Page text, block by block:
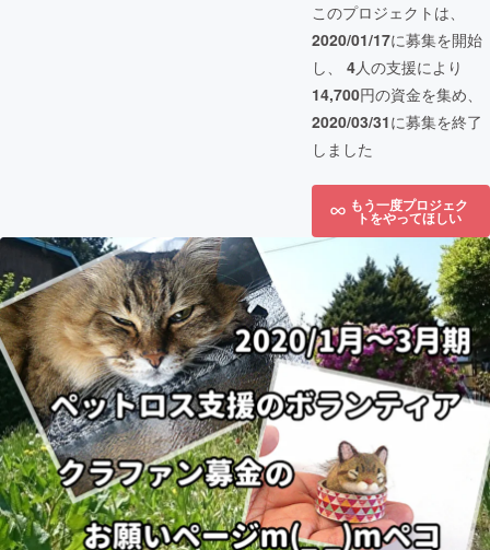
このプロジェクトは、
2020/01/17に募集を開始
し、 4人の支援により
14,700円の資金を集め、
2020/03/31に募集を終了
しました
もう一度プロジェク
トをやってほしい